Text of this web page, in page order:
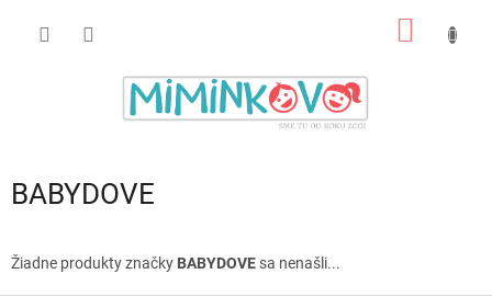
BABYDOVE
Žiadne produkty značky BABYDOVE sa nenašli...